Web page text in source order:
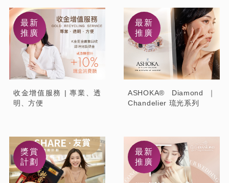
收金增值服務 | 專業、透
明、方便
最新
推廣
ASHOKA® Diamond｜
Chandelier 琉光系列
最新
推廣
獎賞
計劃
最新
推廣